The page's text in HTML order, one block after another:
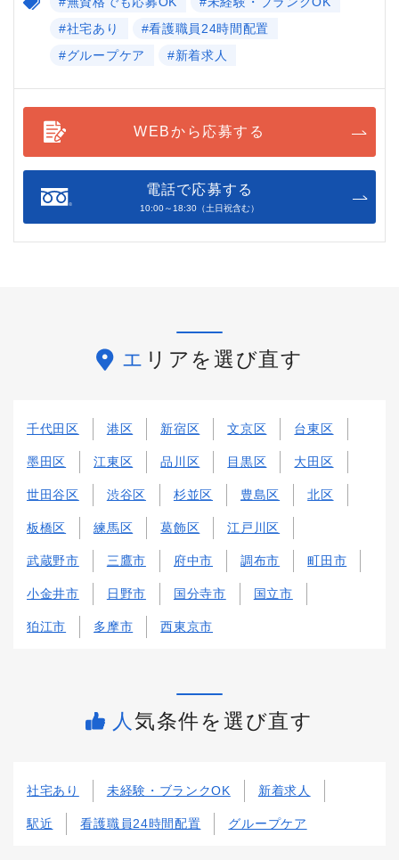
#社宅あり
#看護職員24時間配置
#グループケア
#新着求人
WEBから応募する
電話で応募する
10:00～18:30（土日祝含む）
エリアを選び直す
千代田区 港区 新宿区 文京区 台東区
墨田区 江東区 品川区 目黒区 大田区
世田谷区 渋谷区 杉並区 豊島区 北区
板橋区 練馬区 葛飾区 江戸川区
武蔵野市 三鷹市 府中市 調布市 町田市
小金井市 日野市 国分寺市 国立市
狛江市 多摩市 西東京市
人気条件を選び直す
社宅あり 未経験・ブランクOK 新着求人
駅近 看護職員24時間配置 グループケア